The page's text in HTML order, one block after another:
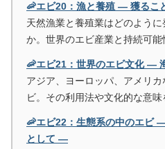
🦐エビ20：漁と養殖 ― 獲るこ
天然漁業と養殖業はどのよう
か。世界のエビ産業と持続可能
🦐エビ21：世界のエビ文化 ―
アジア、ヨーロッパ、アメリ
ビ。その利用法や文化的な意味
🦐エビ22：生態系の中のエビ
として ―